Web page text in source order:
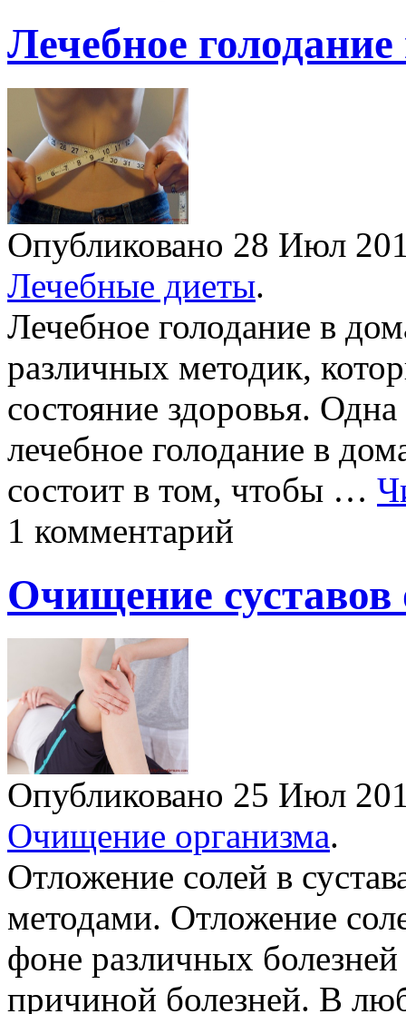
Лечебное
Опубликовано 28 Июл
Лечебные диеты.
Лечебное голодание в
различных методик,
состояние здоровья.
лечебное голодание в
состоит в том, чтобы …
1 комментарий
Очищение суставов
Опубликовано 25 Июл
Очищение организма.
Отложение солей в
методами. Отложение
фоне различных
причиной болезней. В